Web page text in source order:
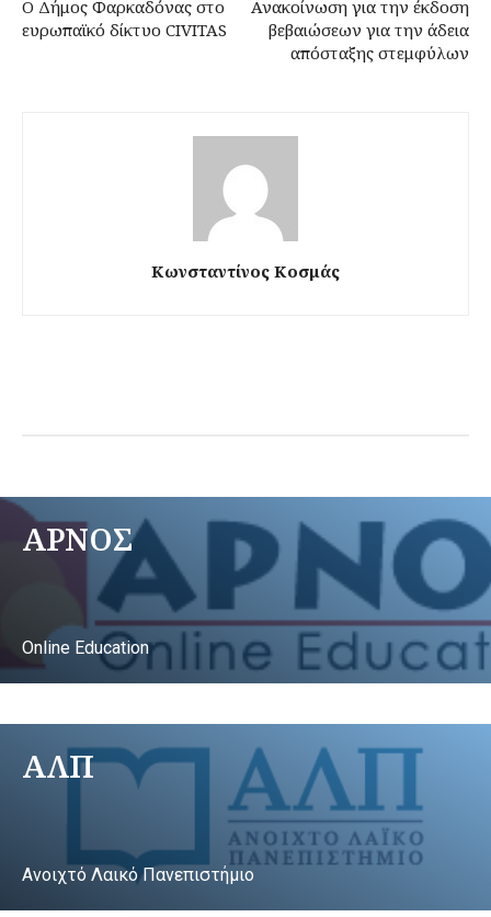
O Δήμος Φαρκαδόνας στο
ευρωπαϊκό δίκτυο CIVITAS
Ανακοίνωση για την έκδοση
βεβαιώσεων για την άδεια
απόσταξης στεμφύλων
Κωνσταντίνος Κοσμάς
ΑΡΝΟΣ
Online Education
ΑΛΠ
Ανοιχτό Λαικό Πανεπιστήμιο